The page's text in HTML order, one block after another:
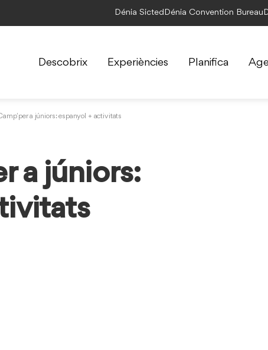
Dénia Sicted Dénia Convention Bureau
Descobrix Experiències Planifica
per a júniors: espanyol + activitats
a júniors: